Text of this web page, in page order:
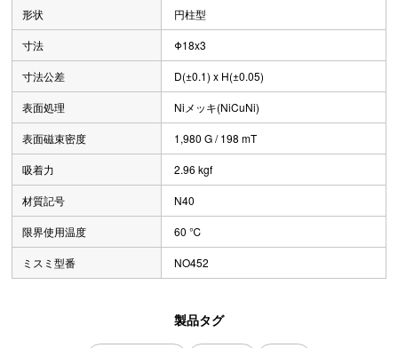
形状 円柱型
寸法 Φ18x3
寸法公差 D(±0.1) x H(±0.05)
表面処理 Niメッキ(NiCuNi)
表面磁束密度 1,980 G / 198 mT
吸着力 2.96 kgf
材質記号 N40
限界使用温度 60 ℃
ミスミ型番 NO452
製品タグ